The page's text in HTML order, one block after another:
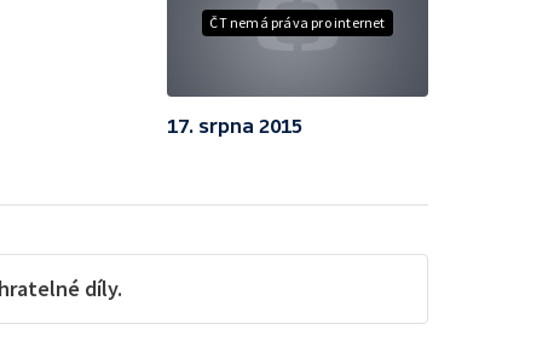
ČT nemá práva pro internet
17. srpna 2015
díly.